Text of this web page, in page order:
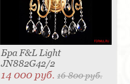
Бра F&L Light
JN882G42/2
14 000 руб. 16 800 руб.